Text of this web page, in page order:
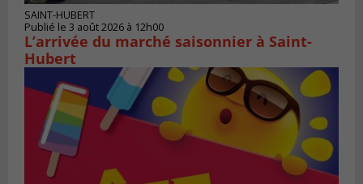
SAINT-HUBERT
Publié le 3 août 2026 à 12h00
L’arrivée du marché saisonnier à Saint-
Hubert